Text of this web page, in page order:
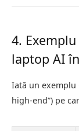
4.
laptop AI
Iată un exemplu
high-end”) pe